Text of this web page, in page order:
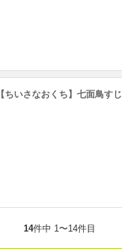
【ちいさなおくち】七面鳥すじ
14件中 1〜14件目